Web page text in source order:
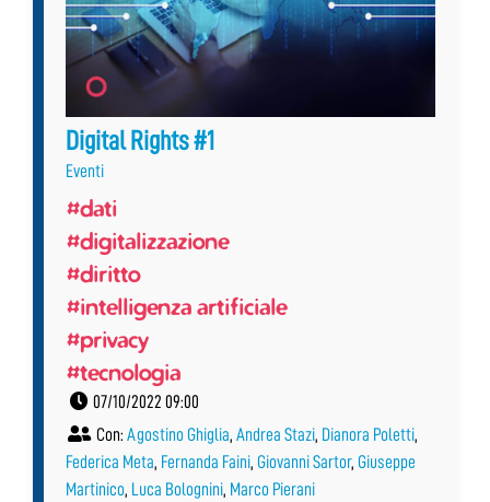
Digital Rights #1
Eventi
#dati
#digitalizzazione
#diritto
#intelligenza artificiale
#privacy
#tecnologia
07/10/2022 09:00
Con: Agostino Ghiglia, Andrea Stazi, Dianora Poletti,
Federica Meta, Fernanda Faini, Giovanni Sartor, Giuseppe
Martinico, Luca Bolognini, Marco Pierani